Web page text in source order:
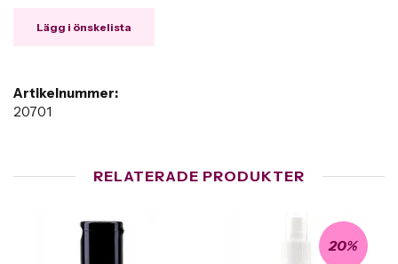
Lägg i önskelista
Artikelnummer:
20701
RELATERADE PRODUKTER
20%